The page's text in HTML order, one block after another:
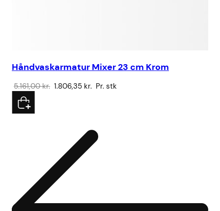
Håndvaskarmatur Mixer 23 cm Krom
5.161,00kr. Den
1.806,35 kr. Den
Pr. stk